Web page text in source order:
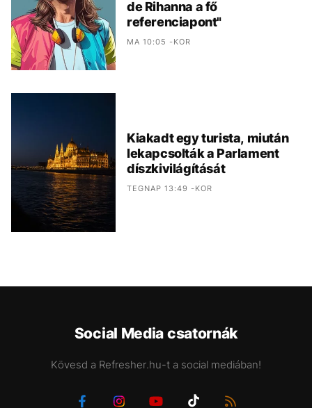
de Rihanna a fő
referenciapont"
MA 10:05 -KOR
Kiakadt egy turista, miután
lekapcsolták a Parlament
díszkivilágítását
TEGNAP 13:49 -KOR
Social Media csatornák
Kövesd a Refresher.hu-t a social mediában!